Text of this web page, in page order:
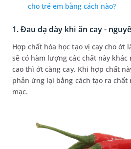
cho trẻ em bằng cách nào?
1. Đau dạ dày khi ăn cay -
Hợp chất hóa học tạo vị cay cho ớt
sẽ có hàm lượng các chất này
cao thì ớt càng cay. Khi hợp chất
phản ứng lại bằng cách tạo ra chất
mạc.